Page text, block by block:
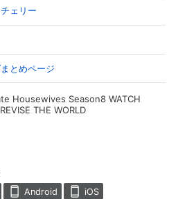
ェリー
とめページ
Housewives Season8 WATCH
THE WORLD
Android
iOS